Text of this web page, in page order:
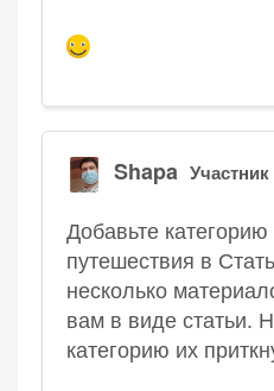
Shapa Участник
Добавьте
путешествия в
несколько
вам в виде статьи.
категорию их